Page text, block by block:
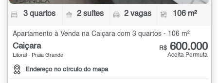
3 quartos 2 suítes 2 vagas 106 m²
Apartamento à Venda na Caiçara com 3 quartos - 106 m²
Caiçara
Litoral - Praia Grande
Endereço no círculo do mapa
R$ 600.000
Aceita Permuta